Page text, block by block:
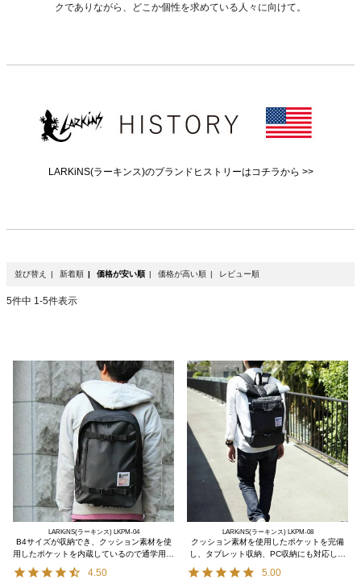
クでありながら、どこか個性を求めている人々に向けて。
LARKiNS(ラーキンス)のブランドヒストリーはコチラから >>
並び替え 新着順 価格が安い順 価格が高い順 レビュー順
5件中 1-5件表示
LARKiNS(ラーキンス) LKPM-04
B4サイズが収納でき、クッション素材を使
用したポケットを内蔵しているので通学用の
4.50
LARKiNS(ラーキンス) LKPM-08
クッション素材を使用したポケットを完備
し、タブレット収納、PC収納にも対応した
ロールバックパック
5.00